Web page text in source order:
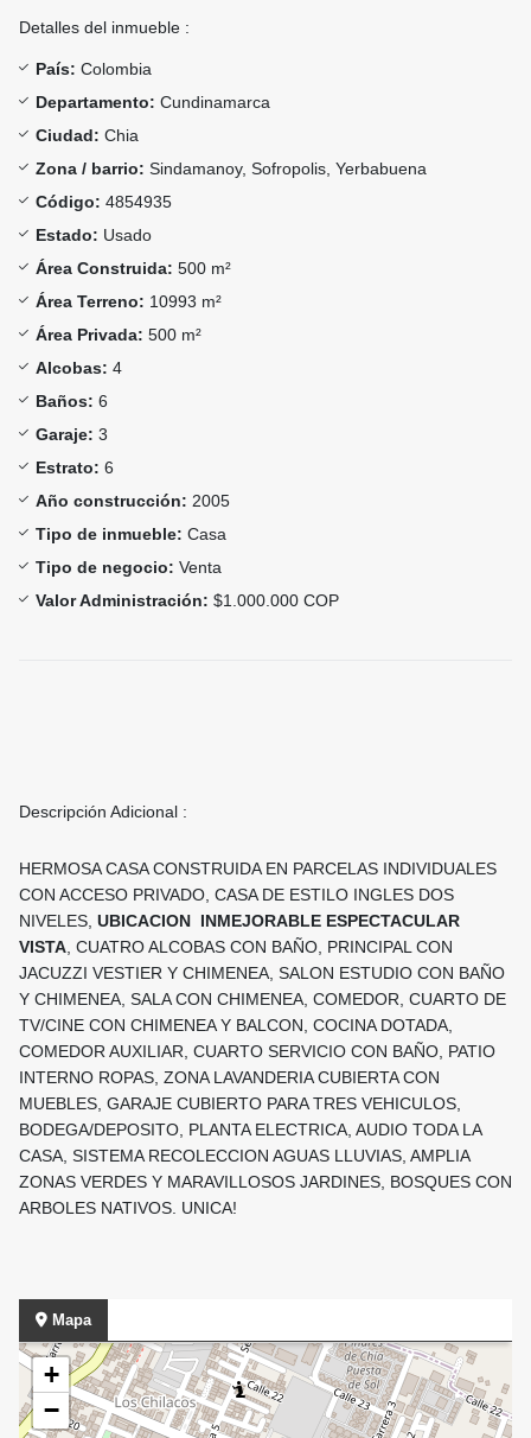
Detalles del inmueble :
País: Colombia
Departamento: Cundinamarca
Ciudad: Chia
Zona / barrio: Sindamanoy, Sofropolis, Yerbabuena
Código: 4854935
Estado: Usado
Área Construida: 500 m²
Área Terreno: 10993 m²
Área Privada: 500 m²
Alcobas: 4
Baños: 6
Garaje: 3
Estrato: 6
Año construcción: 2005
Tipo de inmueble: Casa
Tipo de negocio: Venta
Valor Administración: $1.000.000 COP
Descripción Adicional :
HERMOSA CASA CONSTRUIDA EN PARCELAS INDIVIDUALES
CON ACCESO PRIVADO, CASA DE ESTILO INGLES DOS
NIVELES, UBICACION INMEJORABLE ESPECTACULAR
VISTA , CUATRO ALCOBAS CON BAÑO, PRINCIPAL CON
JACUZZI VESTIER Y CHIMENEA, SALON ESTUDIO CON BAÑO
Y CHIMENEA, SALA CON CHIMENEA, COMEDOR, CUARTO DE
TV/CINE CON CHIMENEA Y BALCON, COCINA DOTADA,
COMEDOR AUXILIAR, CUARTO SERVICIO CON BAÑO, PATIO
INTERNO ROPAS, ZONA LAVANDERIA CUBIERTA CON
MUEBLES, GARAJE CUBIERTO PARA TRES VEHICULOS,
BODEGA/DEPOSITO, PLANTA ELECTRICA, AUDIO TODA LA
CASA, SISTEMA RECOLECCION AGUAS LLUVIAS, AMPLIA
ZONAS VERDES Y MARAVILLOSOS JARDINES, BOSQUES CON
ARBOLES NATIVOS. UNICA!
Mapa
+
−